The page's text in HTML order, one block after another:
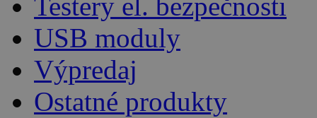
USB moduly
Výpredaj
Ostatné produkty